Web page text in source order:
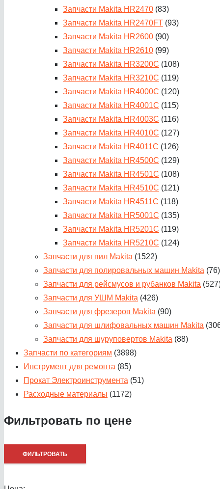
Запчасти Makita HR2470 (83)
Запчасти Makita HR2470FT (93)
Запчасти Makita HR2600 (90)
Запчасти Makita HR2610 (99)
Запчасти Makita HR3200C (108)
Запчасти Makita HR3210C (119)
Запчасти Makita HR4000C (120)
Запчасти Makita HR4001C (115)
Запчасти Makita HR4003C (116)
Запчасти Makita HR4010C (127)
Запчасти Makita HR4011C (126)
Запчасти Makita HR4500C (129)
Запчасти Makita HR4501C (108)
Запчасти Makita HR4510C (121)
Запчасти Makita HR4511C (118)
Запчасти Makita HR5001C (135)
Запчасти Makita HR5201C (119)
Запчасти Makita HR5210C (124)
Запчасти для пил Makita (1522)
Запчасти для полировальных машин Makita (76)
Запчасти для рейсмусов и рубанков Makita
Запчасти для УШМ Makita (426)
Запчасти для фрезеров Makita (90)
Запчасти для шлифовальных машин Makita
Запчасти для шуруповертов Makita (88)
Запчасти по категориям (3898)
Инструмент для ремонта (85)
Прокат Электроинструмента (51)
Расходные материалы (1172)
Фильтровать по цене
Минимальная
Максимальная
ФИЛЬТРОВАТЬ